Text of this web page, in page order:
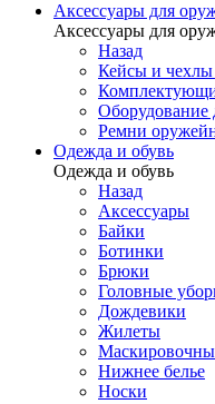
Аксессуары для
Аксессуары для
Назад
Кейсы и
Оборудование
Ремни
Одежда и обувь
Одежда и обувь
Назад
Аксессуары
Байки
Ботинки
Брюки
Головные
Дождевики
Жилеты
Нижнее белье
Носки